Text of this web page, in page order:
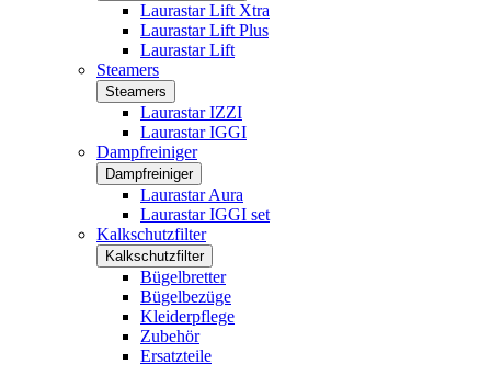
Laurastar Lift Xtra
Laurastar Lift Plus
Laurastar Lift
Steamers
Steamers
Laurastar IZZI
Laurastar IGGI
Dampfreiniger
Dampfreiniger
Laurastar Aura
Laurastar IGGI set
Kalkschutzfilter
Kalkschutzfilter
Bügelbretter
Bügelbezüge
Kleiderpflege
Zubehör
Ersatzteile